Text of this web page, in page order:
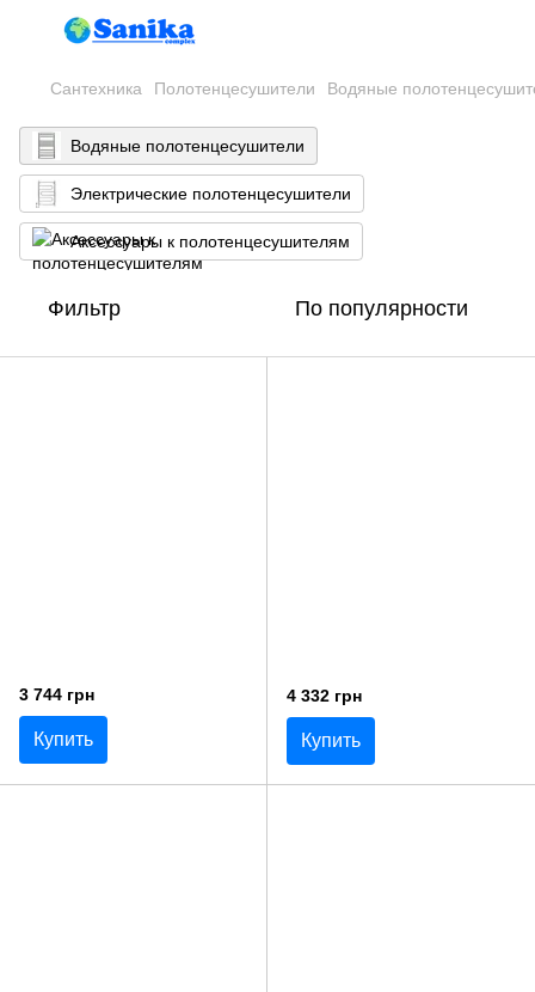
Сантехника Полотенцесушители Водяные
Водяные полотенцесушители
Электрические полотенцесушители
Аксессуары к полотенцесушителям
Фильтр По популярности
3 744 грн
Купить
4 332 грн
Купить